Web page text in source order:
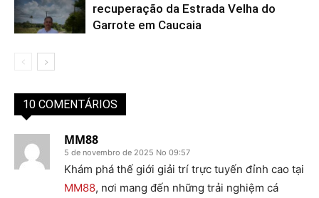
recuperação da Estrada Velha do
Garrote em Caucaia
10 COMENTÁRIOS
MM88
5 de novembro de 2025 No 09:57
Khám phá thế giới giải trí trực tuyến đỉnh cao tại
MM88, nơi mang đến những trải nghiệm cá